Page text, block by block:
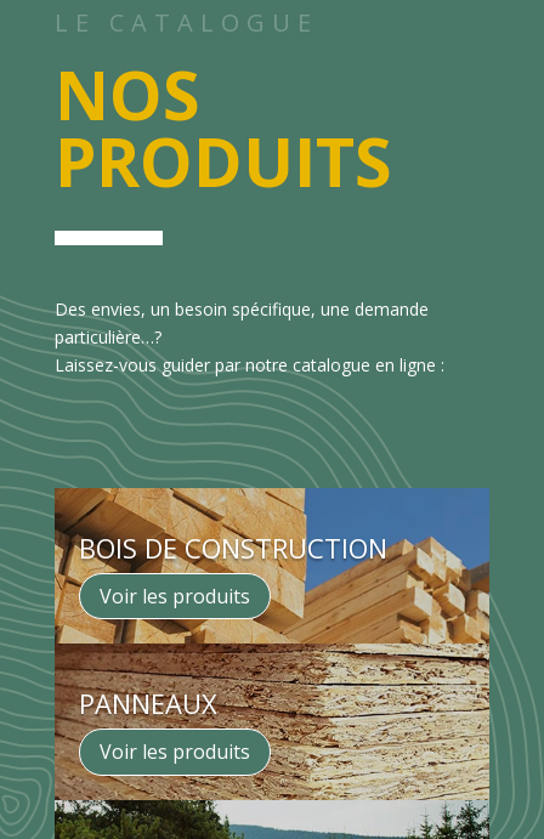
LE CATALOGUE
NOS
PRODUITS
Des envies, un besoin spécifique, une demande
particulière…?
Laissez-vous guider par notre catalogue en ligne :
BOIS DE CONSTRUCTION
Voir les produits
PANNEAUX
Voir les produits